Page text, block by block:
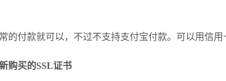
的付款就可以，不过不支持支付宝付款。可以用信用
购买的SSL证书